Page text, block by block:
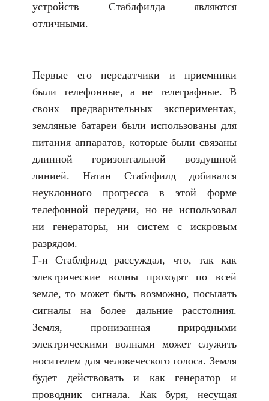
устройств Стаблфилда являются
отличными.
Первые его передатчики и приемники
были телефонные, а не телеграфные. В
своих предварительных экспериментах,
земляные батареи были использованы для
питания аппаратов, которые были связаны
длинной горизонтальной воздушной
линией. Натан Стаблфилд добивался
неуклонного прогресса в этой форме
телефонной передачи, но не использовал
ни генераторы, ни систем с искровым
разрядом.
Г-н Стаблфилд рассуждал, что, так как
электрические волны проходят по всей
земле, то может быть возможно, посылать
сигналы на более дальние расстояния.
Земля, пронизанная природными
электрическими волнами может служить
носителем для человеческого голоса. Земля
будет действовать и как генератор и
проводник сигнала. Как буря, несущая